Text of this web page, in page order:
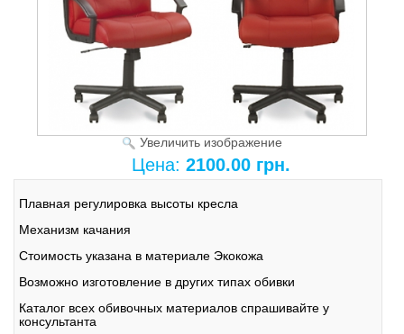
Увеличить изображение
Цена: 2100.00 грн.
Плавная регулировка высоты кресла
Механизм качания
Стоимость указана в материале Экокожа
Возможно изготовление в других типах обивки
Каталог всех обивочных материалов спрашивайте у
консультанта